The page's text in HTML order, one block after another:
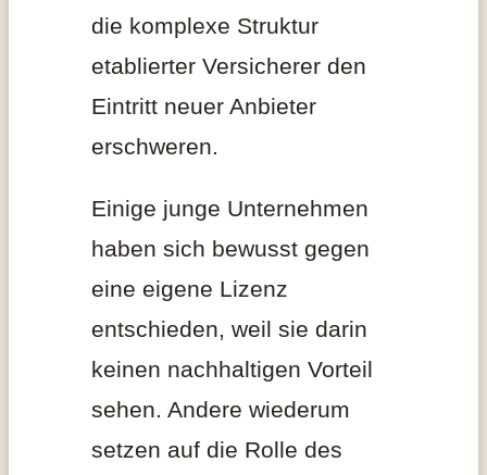
die komplexe Struktur
etablierter Versicherer den
Eintritt neuer Anbieter
erschweren.
Einige junge Unternehmen
haben sich bewusst gegen
eine eigene Lizenz
entschieden, weil sie darin
keinen nachhaltigen Vorteil
sehen. Andere wiederum
setzen auf die Rolle des